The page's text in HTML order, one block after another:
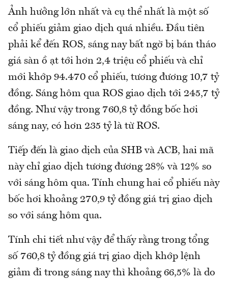
Ảnh hưởng lớn nhất và cụ thể nhất là một số
cổ phiếu giảm giao dịch quá nhiều. Đầu tiên
phải kể đến ROS, sáng nay bất ngờ bị bán tháo
giá sàn ồ ạt tới hơn 2,4 triệu cổ phiếu và chỉ
mới khớp 94.470 cổ phiếu, tương đương 10,7 tỷ
đồng. Sáng hôm qua ROS giao dịch tới 245,7 tỷ
đồng. Như vậy trong 760,8 tỷ đồng bốc hơi
sáng nay, có hơn 235 tỷ là từ ROS.
Tiếp đến là giao dịch của SHB và ACB, hai mã
này chỉ giao dịch tương đương 28% và 12% so
với sáng hôm qua. Tính chung hai cổ phiếu này
bốc hơi khoảng 270,9 tỷ đồng giá trị giao dịch
so với sáng hôm qua.
Tính chi tiết như vậy để thấy rằng trong tổng
số 760,8 tỷ đồng giá trị giao dịch khớp lệnh
giảm đi trong sáng nay thì khoảng 66,5% là do